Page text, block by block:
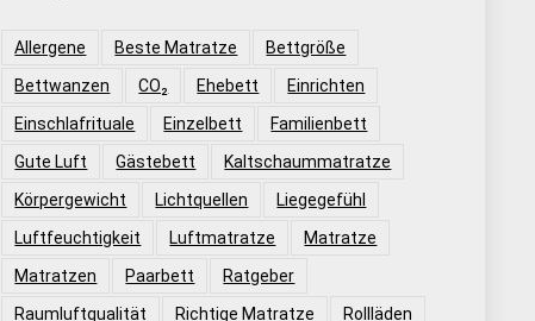
Allergene Beste Matratze
Bettgröße
Bettwanzen
CO₂ Ehebett
Einrichten
Einschlafrituale
Einzelbett
Familienbett
Gute Luft
Gästebett
Kaltschaummatratze
Körpergewicht
Lichtquellen
Liegegefühl
Luftfeuchtigkeit
Luftmatratze
Matratze
Matratzen
Paarbett
Ratgeber
Raumluftqualität
Richtige Matratze Rollläden